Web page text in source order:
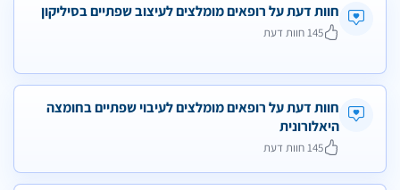
חוות דעת על רופאים מומלצים לעיצוב שפתיים בסיליקון
145 חוות דעת
חוות דעת על רופאים מומלצים לעיבוי שפתיים בחומצה
היאלורונית
145 חוות דעת